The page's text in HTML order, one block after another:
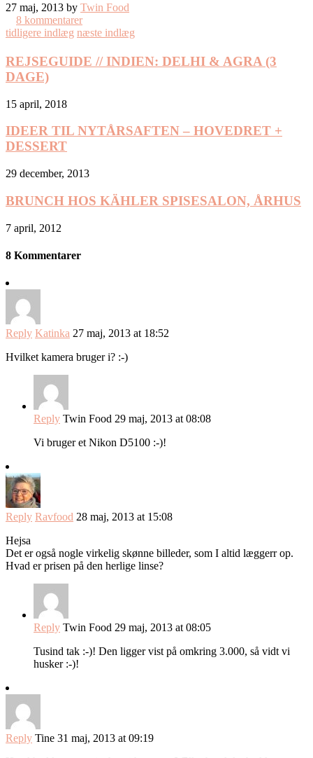
27 maj, 2013 by Twin Food
8 kommentarer
tidligere indlæg næste indlæg
REJSEGUIDE // INDIEN: DELHI & AGRA (3
DAGE)
15 april, 2018
IDEER TIL NYTÅRSAFTEN – HOVEDRET +
DESSERT
29 december, 2013
BRUNCH HOS KÄHLER SPISESALON, ÅRHUS
7 april, 2012
8 Kommentarer
Reply Katinka 27 maj, 2013 at 18:52
Hvilket kamera bruger i? :-)
Reply Twin Food 29 maj, 2013 at 08:08
Vi bruger et Nikon D5100 :-)!
Reply Ravfood 28 maj, 2013 at 15:08
Hejsa
Det er også nogle virkelig skønne billeder, som I altid læggerr op.
Hvad er prisen på den herlige linse?
Reply Twin Food 29 maj, 2013 at 08:05
Tusind tak :-)! Den ligger vist på omkring 3.000, så vidt vi
husker :-)!
Reply Tine 31 maj, 2013 at 09:19